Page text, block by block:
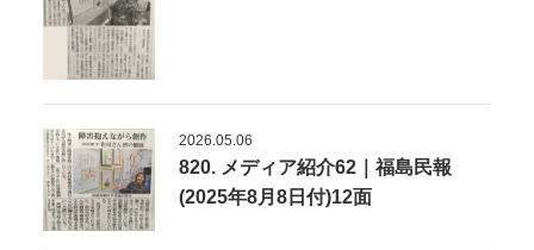
2026.05.06
820. メディア紹介62｜福島民報
(2025年8月8日付)12面